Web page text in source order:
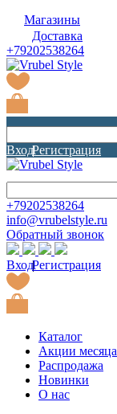
Магазины
Доставка
+79202538264
Вход|
Регистрация
+79202538264
info@vrubelstyle.ru
Обратный звонок
Вход|
Регистрация
Каталог
Акции месяца
Распродажа
Новинки
О нас